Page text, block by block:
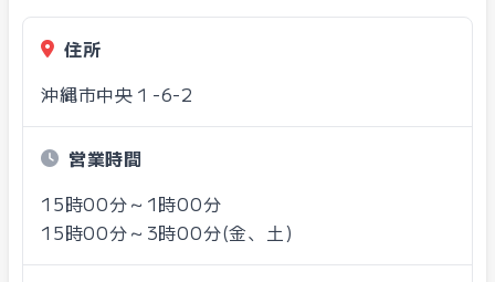
住所
沖縄市中央１-6-2
営業時間
15時00分～1時00分
15時00分～3時00分(金、土)